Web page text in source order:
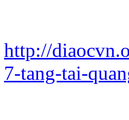
http://
7-tang-tai-